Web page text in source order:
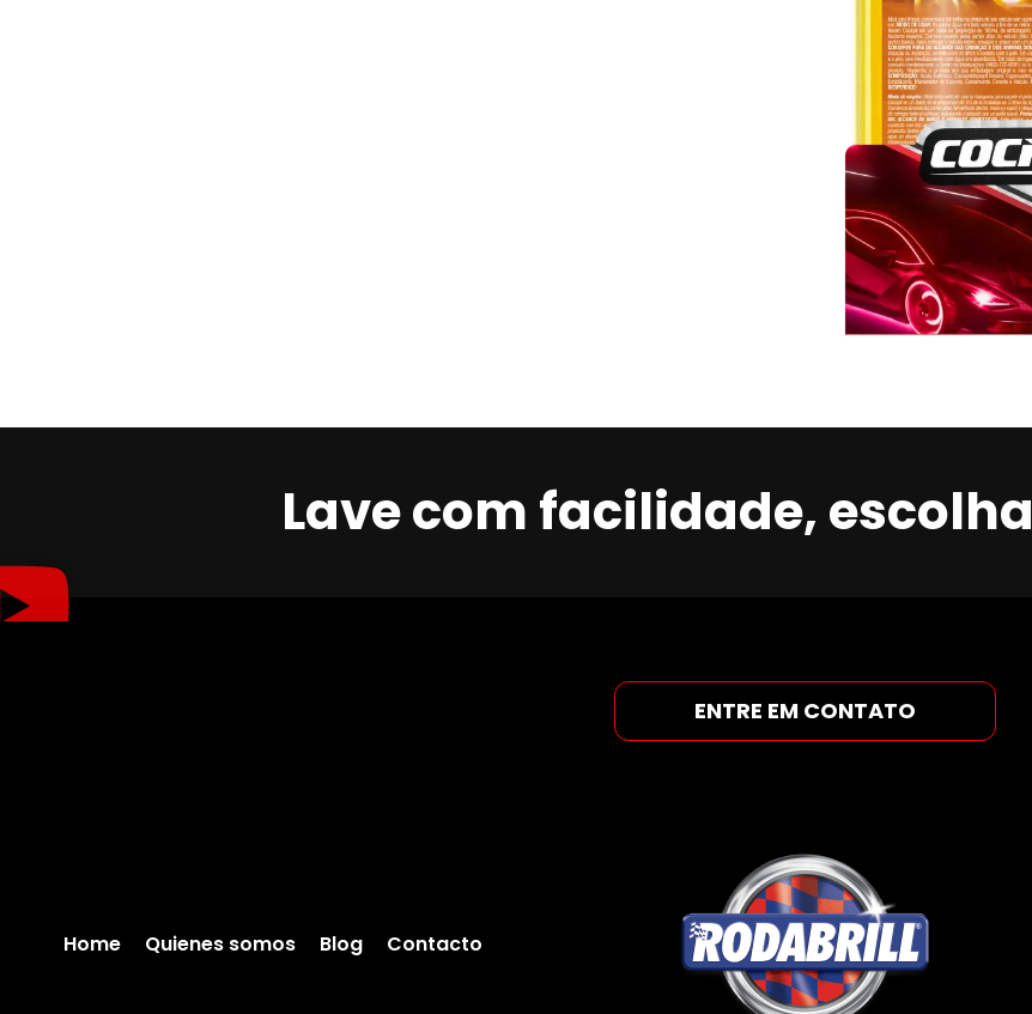
Lave com facilidade, escolha
ENTRE EM CONTATO
Home Quienes somos Blog Contacto